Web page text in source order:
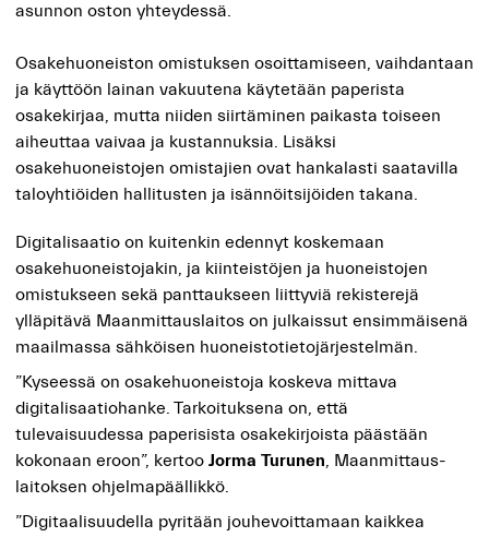
asunnon oston yhteydessä.
Osakehuoneiston omistuksen osoittamiseen, vaihdantaan
ja käyttöön lainan vakuutena käytetään paperista
osakekirjaa, mutta niiden siirtäminen paikasta toiseen
aiheuttaa vaivaa ja kustannuksia. Lisäksi
osakehuoneistojen omistajien ovat hankalasti saatavilla
taloyhtiöiden hallitusten ja isännöitsijöiden takana.
Digitalisaatio on kuitenkin edennyt koskemaan
osakehuoneistojakin, ja kiinteistöjen ja huoneistojen
omistukseen sekä panttaukseen liittyviä rekisterejä
ylläpitävä Maanmittauslaitos on julkaissut ensimmäisenä
maailmassa sähköisen huoneistotietojärjestelmän.
”Kyseessä on osakehuoneistoja koskeva mittava
digitalisaatiohanke. Tarkoituksena on, että
tulevaisuudessa paperisista osakekirjoista päästään
kokonaan eroon”, kertoo Jorma Turunen, Maanmittaus­
laitoksen ohjelma­päällikkö.
”Digitaalisuudella pyritään jouhevoittamaan kaikkea